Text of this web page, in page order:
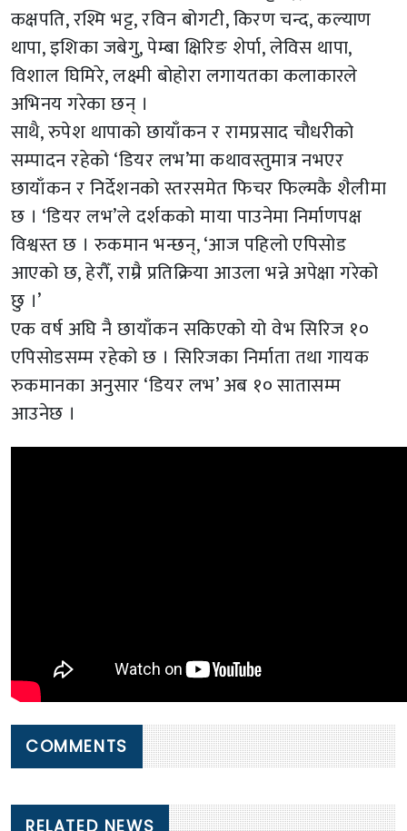
कक्षपति, रश्मि भट्ट, रविन बोगटी, किरण चन्द, कल्याण
थापा, इशिका जबेगु, पेम्बा क्षिरिङ शेर्पा, लेविस थापा,
विशाल घिमिरे, लक्ष्मी बोहोरा लगायतका कलाकारले
अभिनय गरेका छन् ।
साथै, रुपेश थापाको छायाँकन र रामप्रसाद चौधरीको
सम्पादन रहेको ‘डियर लभ’मा कथावस्तुमात्र नभएर
छायाँकन र निर्देशनको स्तरसमेत फिचर फिल्मकै शैलीमा
छ । ‘डियर लभ’ले दर्शकको माया पाउनेमा निर्माणपक्ष
विश्वस्त छ । रुकमान भन्छन्, ‘आज पहिलो एपिसोड
आएको छ, हेरौँ, राम्रै प्रतिक्रिया आउला भन्ने अपेक्षा गरेको
छु ।’
एक वर्ष अघि नै छायाँकन सकिएको यो वेभ सिरिज १०
एपिसोडसम्म रहेको छ । सिरिजका निर्माता तथा गायक
रुकमानका अनुसार ‘डियर लभ’ अब १० सातासम्म
आउनेछ ।
COMMENTS
RELATED NEWS